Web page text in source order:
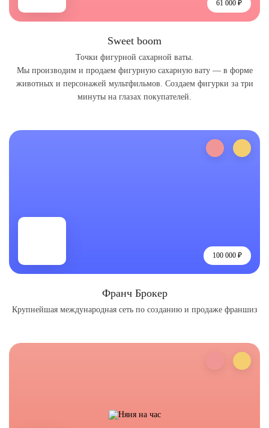
61 000 ₽
Sweet boom
Точки фигурной сахарной ваты.
Мы производим и продаем фигурную сахарную вату — в форме
животных и персонажей мультфильмов. Создаем фигурки за три
минуты на глазах покупателей.
100 000 ₽
Франч Брокер
Крупнейшая международная сеть по созданию и продаже франшиз